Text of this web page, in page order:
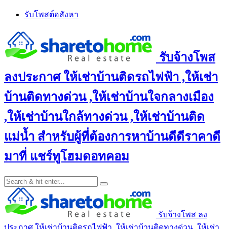
Skip
content
รับโพสต์อสังหา
รับจ้างโพส
ลงประกาศ ให้เช่าบ้านติดรถไฟฟ้า ,ให้เช่า
บ้านติดทางด่วน ,ให้เช่าบ้านใจกลางเมือง
,ให้เช่าบ้านใกล้ทางด่วน ,ให้เช่าบ้านติด
แม่น้ำ สำหรับผู้ที่ต้องการหาบ้านดีดีราคาดี
มาที่ แชร์ทูโฮมดอทคอม
รับจ้างโพส ลง
ประกาศ ให้เช่าบ้านติดรถไฟฟ้า ,ให้เช่าบ้านติดทางด่วน ,ให้เช่า